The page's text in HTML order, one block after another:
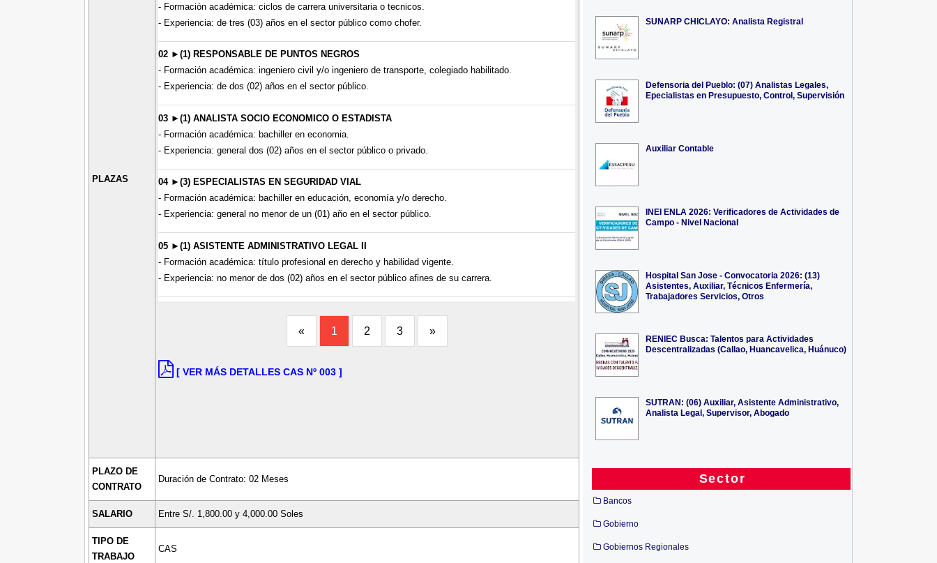
PLAZAS
- Formación académica: ciclos de carrera universitaria o tecnicos.
- Experiencia: de tres (03) años en el sector público como chofer.
02 ►(1) RESPONSABLE DE PUNTOS NEGROS
- Formación académica: ingeniero civil y/o ingeniero de transporte, colegiado habilitado.
- Experiencia: de dos (02) años en el sector público.
03 ►(1) ANALISTA SOCIO ECONOMICO O ESTADISTA
- Formación académica: bachiller en economia.
- Experiencia: general dos (02) años en el sector público o privado.
04 ►(3) ESPECIALISTAS EN SEGURIDAD VIAL
- Formación académica: bachiller en educación, economía y/o derecho.
- Experiencia: general no menor de un (01) año en el sector público.
05 ►(1) ASISTENTE ADMINISTRATIVO LEGAL II
- Formación académica: título profesional en derecho y habilidad vigente.
- Experiencia: no menor de dos (02) años en el sector público afines de su carrera.
« 1 2 3 »
[ VER MÁS DETALLES CAS Nº 003 ]
PLAZO DE
CONTRATO
Duración de Contrato: 02 Meses
SALARIO Entre S/. 1,800.00 y 4,000.00 Soles
TIPO DE
TRABAJO
CAS
SUNARP CHICLAYO: Analista Registral
Defensoria del Pueblo: (07) Analistas Legales,
Epecialistas en Presupuesto, Control, Supervisión
Auxiliar Contable
INEI ENLA 2026: Verificadores de Actividades de
Campo - Nivel Nacional
Hospital San Jose - Convocatoria 2026: (13)
Asistentes, Auxiliar, Técnicos Enfermería,
Trabajadores Servicios, Otros
RENIEC Busca: Talentos para Actividades
Descentralizadas (Callao, Huancavelica, Huánuco)
SUTRAN: (06) Auxiliar, Asistente Administrativo,
Analista Legal, Supervisor, Abogado
Sector
Bancos
Gobierno
Gobiernos Regionales